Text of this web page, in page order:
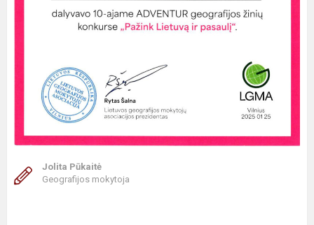
Jolita Pūkaitė
Geografijos mokytoja